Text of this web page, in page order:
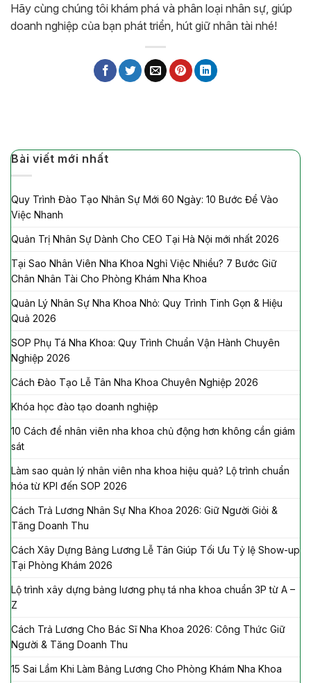
Hãy cùng chúng tôi khám phá và phân loại nhân sự, giúp
doanh nghiệp của bạn phát triển, hút giữ nhân tài nhé!
Bài viết mới nhất
Quy Trình Đào Tạo Nhân Sự Mới 60 Ngày: 10 Bước Để Vào
Việc Nhanh
Quản Trị Nhân Sự Dành Cho CEO Tại Hà Nội mới nhất 2026
Tại Sao Nhân Viên Nha Khoa Nghỉ Việc Nhiều? 7 Bước Giữ
Chân Nhân Tài Cho Phòng Khám Nha Khoa
Quản Lý Nhân Sự Nha Khoa Nhỏ: Quy Trình Tinh Gọn & Hiệu
Quả 2026
SOP Phụ Tá Nha Khoa: Quy Trình Chuẩn Vận Hành Chuyên
Nghiệp 2026
Cách Đào Tạo Lễ Tân Nha Khoa Chuyên Nghiệp 2026
Khóa học đào tạo doanh nghiệp
10 Cách để nhân viên nha khoa chủ động hơn không cần giám
sát
Làm sao quản lý nhân viên nha khoa hiệu quả? Lộ trình chuẩn
hóa từ KPI đến SOP 2026
Cách Trả Lương Nhân Sự Nha Khoa 2026: Giữ Người Giỏi &
Tăng Doanh Thu
Cách Xây Dựng Bảng Lương Lễ Tân Giúp Tối Ưu Tỷ lệ Show-up
Tại Phòng Khám 2026
Lộ trình xây dựng bảng lương phụ tá nha khoa chuẩn 3P từ A –
Z
Cách Trả Lương Cho Bác Sĩ Nha Khoa 2026: Công Thức Giữ
Người & Tăng Doanh Thu
15 Sai Lầm Khi Làm Bảng Lương Cho Phòng Khám Nha Khoa